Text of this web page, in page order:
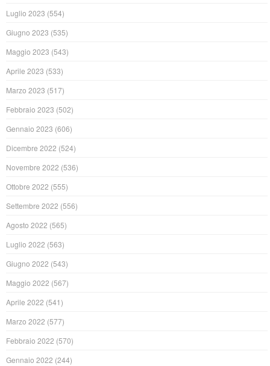
Luglio 2023 (554)
Giugno 2023 (535)
Maggio 2023 (543)
Aprile 2023 (533)
Marzo 2023 (517)
Febbraio 2023 (502)
Gennaio 2023 (606)
Dicembre 2022 (524)
Novembre 2022 (536)
Ottobre 2022 (555)
Settembre 2022 (556)
Agosto 2022 (565)
Luglio 2022 (563)
Giugno 2022 (543)
Maggio 2022 (567)
Aprile 2022 (541)
Marzo 2022 (577)
Febbraio 2022 (570)
Gennaio 2022 (244)